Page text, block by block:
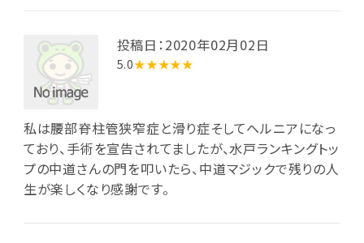
投稿日：2020年02月02日
5.0★★★★★
私は腰部脊柱管狭窄症と滑り症そしてヘルニアになっ
ており、手術を宣告されてましたが、水戸ランキングトッ
プの中道さんの門を叩いたら、中道マジックで残りの人
生が楽しくなり感謝です。